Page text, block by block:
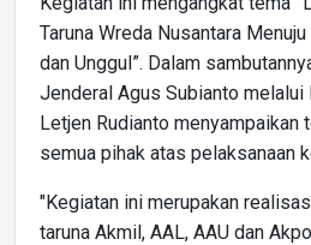
Taruna Wreda Nusantara
dan Unggul”. Dalam
Jenderal Agus Subianto melalui
Letjen Rudianto menyampaikan
semua pihak atas pelaksanaan
"Kegiatan ini merupakan
taruna Akmil, AAL, AAU dan